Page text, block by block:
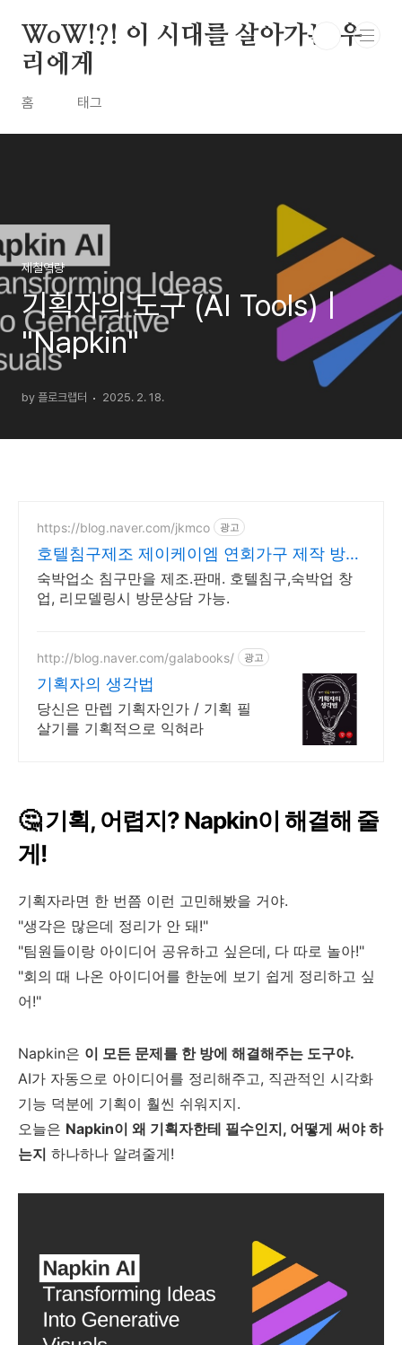
WoW!?! 이 시대를 살아가는 우
리에게
홈 태그
제철역량
기획자의 도구 (AI Tools) |
"Napkin"
by 플로크랩터 2025. 2. 18.
https://blog.naver.com/jkmco 광고
호텔침구제조 제이케이엠 연회가구 제작 방문
상담 가능
숙박업소 침구만을 제조.판매. 호텔침구,숙박업 창
업, 리모델링시 방문상담 가능.
http://blog.naver.com/galabooks/ 광고
기획자의 생각법
당신은 만렙 기획자인가 / 기획 필
살기를 기획적으로 익혀라
🤔 기획, 어렵지? Napkin이 해결해 줄
게!
기획자라면 한 번쯤 이런 고민해봤을 거야.
"생각은 많은데 정리가 안 돼!"
"팀원들이랑 아이디어 공유하고 싶은데, 다 따로 놀아!"
"회의 때 나온 아이디어를 한눈에 보기 쉽게 정리하고 싶
어!"
Napkin은 이 모든 문제를 한 방에 해결해주는 도구야.
AI가 자동으로 아이디어를 정리해주고, 직관적인 시각화
기능 덕분에 기획이 훨씬 쉬워지지.
오늘은 Napkin이 왜 기획자한테 필수인지, 어떻게 써야 하
는지 하나하나 알려줄게!